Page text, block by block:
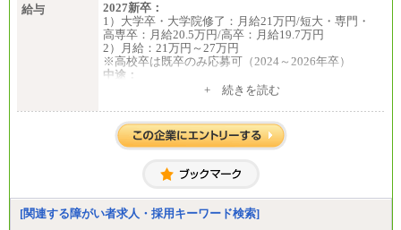
給与
2027新卒：
1）大学卒・大学院修了：月給21万円/短大・専門・
高専卒：月給20.5万円/高卒：月給19.7万円
2）月給：21万円～27万円
※高校卒は既卒のみ応募可（2024～2026年卒）
中途：
1）月給：21万円～25万円+ 続きを読む
[関連する障がい者求人・採用キーワード検索]